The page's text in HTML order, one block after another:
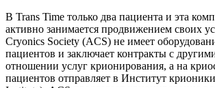
В Trans Time только два пациента и эта
активно занимается продвижением своих
Cryonics Society (ACS) не имеет
пациентов и заключает контракты с
отношении услуг крионирования, а на
пациентов отправляет в Институт